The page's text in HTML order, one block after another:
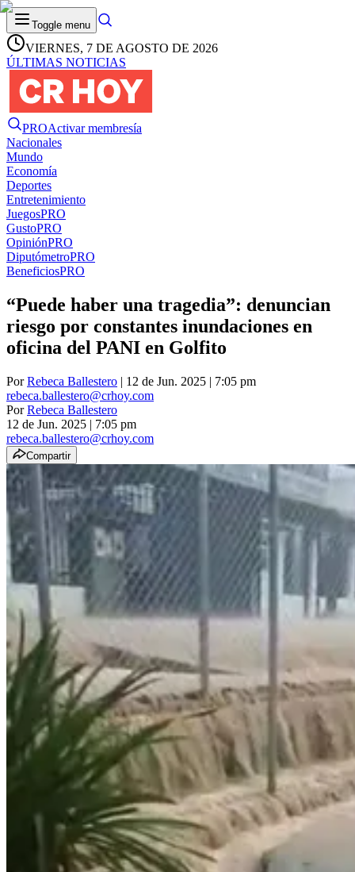
Toggle menu
VIERNES, 7 DE AGOSTO DE 2026
ÚLTIMAS NOTICIAS
PROActivar membresía
Nacionales
Mundo
Economía
Deportes
Entretenimiento
JuegosPRO
GustoPRO
OpiniónPRO
DiputómetroPRO
BeneficiosPRO
“Puede haber una tragedia”: denuncian
riesgo por constantes inundaciones en
oficina del PANI en Golfito
PorRebeca Ballestero | 12 de Jun. 2025 | 7:05 pm
rebeca.ballestero@crhoy.com
PorRebeca Ballestero
12 de Jun. 2025 | 7:05 pm
rebeca.ballestero@crhoy.com
Compartir